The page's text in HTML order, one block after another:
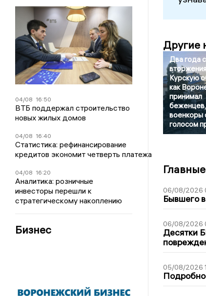
04/08 16:50
ВТБ поддержал строительство
новых жилых домов
04/08 16:40
Статистика: рефинансирование
кредитов экономит четверть платежа
04/08 16:20
Аналитика: розничные
инвесторы перешли к
стратегическому накоплению
Бизнес
Другие
Два года
Курскую
как
принимал
военкоры
голосом
06/08/2026
Бывшего
06/08/2026
Десятки
05/08/2026